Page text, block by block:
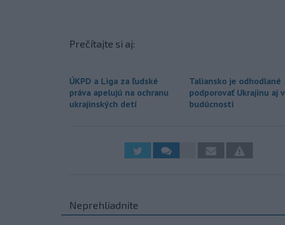
Prečítajte si aj:
ÚKPD a Liga za ľudské
práva apelujú na ochranu
ukrajinských detí
Taliansko je odhodlané
podporovať Ukrajinu aj v
budúcnosti
Neprehliadnite